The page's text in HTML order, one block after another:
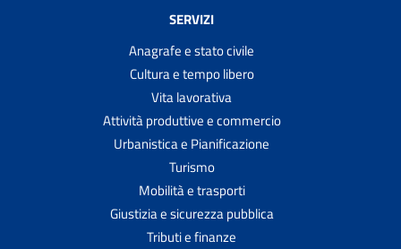
SERVIZI
Anagrafe e stato civile
Cultura e tempo libero
Vita lavorativa
Attività produttive e commercio
Urbanistica e Pianificazione
Turismo
Mobilità e trasporti
Giustizia e sicurezza pubblica
Tributi e finanze